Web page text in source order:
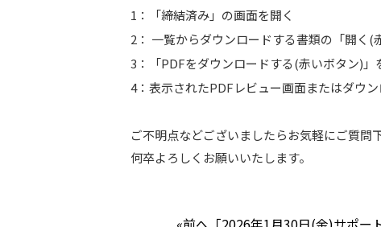
1：「締結済み」の画面を開く
2： 一覧からダウンロードする書類の「開く(
3：「PDFをダウンロードする(赤いボタン)」
4：表示されたPDFレビュー画面またはダウ
ご不明点などございましたらお気軽にご質問
何卒よろしくお願いいたします。